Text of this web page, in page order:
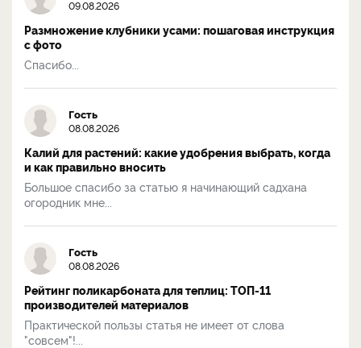
09.08.2026
Размножение клубники усами: пошаговая инструкция
с фото
Спасибо...
Гость
08.08.2026
Калий для растений: какие удобрения выбрать, когда
и как правильно вносить
Большое спасибо за статью я начинающий садхана
огородник мне...
Гость
08.08.2026
Рейтинг поликарбоната для теплиц: ТОП-11
производителей материалов
Практической пользы статья не имеет от слова
"совсем"!...